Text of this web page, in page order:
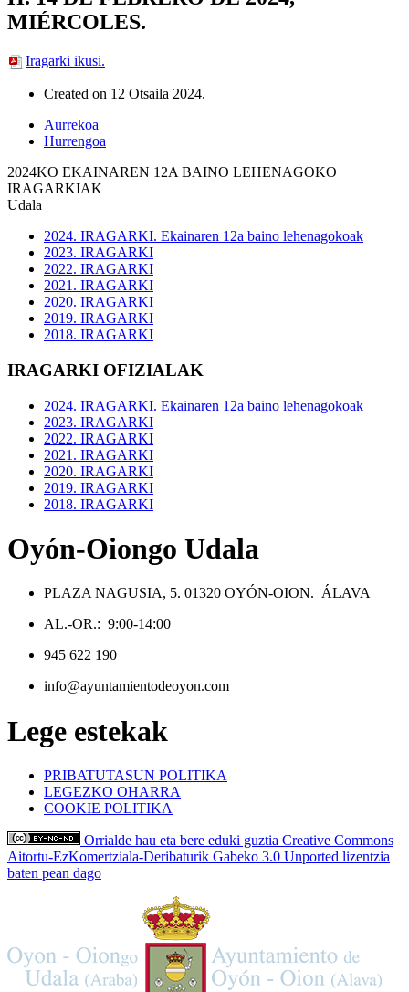
MIÉRCOLES.
Iragarki ikusi.
Created on 12 Otsaila 2024.
Aurrekoa
Hurrengoa
2024KO EKAINAREN 12A BAINO LEHENAGOKO
IRAGARKIAK
Udala
2024. IRAGARKI. Ekainaren 12a baino lehenagokoak
2023. IRAGARKI
2022. IRAGARKI
2021. IRAGARKI
2020. IRAGARKI
2019. IRAGARKI
2018. IRAGARKI
IRAGARKI OFIZIALAK
2024. IRAGARKI. Ekainaren 12a baino lehenagokoak
2023. IRAGARKI
2022. IRAGARKI
2021. IRAGARKI
2020. IRAGARKI
2019. IRAGARKI
2018. IRAGARKI
Oyón-Oiongo Udala
PLAZA NAGUSIA, 5. 01320 OYÓN-OION. ÁLAVA
AL.-OR.: 9:00-14:00
945 622 190
info@ayuntamientodeoyon.com
Lege estekak
PRIBATUTASUN POLITIKA
LEGEZKO OHARRA
COOKIE POLITIKA
Orrialde hau eta bere eduki guztia Creative Commons
Aitortu-EzKomertziala-Deribaturik Gabeko 3.0 Unported lizentzia
baten pean dago